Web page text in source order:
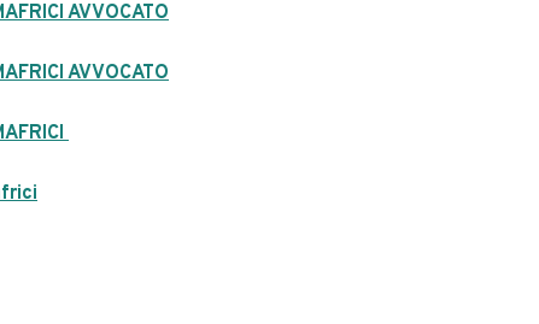
AVVOCATO
AVVOCATO